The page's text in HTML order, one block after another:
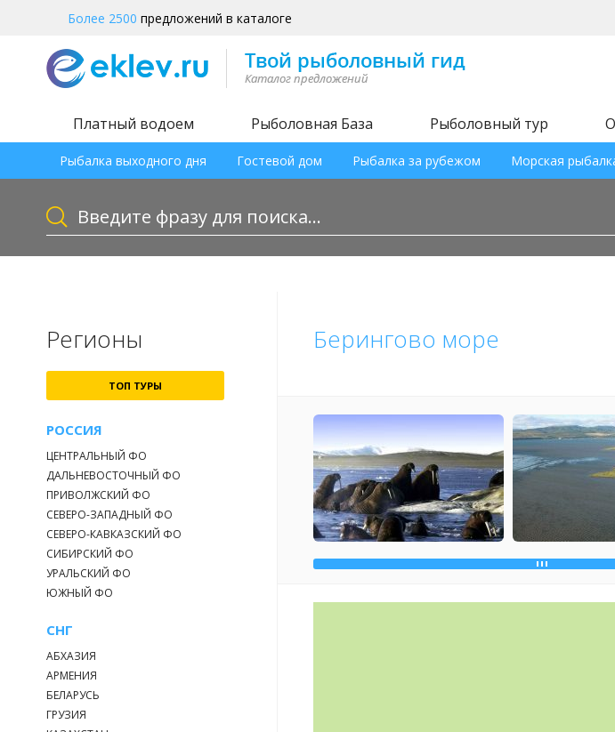
Более 2500 предложений в каталоге
Платный водоем Рыболовная База Рыболовный тур
Рыбалка выходного дня Гостевой дом Рыбалка за рубежом Морская
Регионы
ТОП ТУРЫ
РОССИЯ
ЦЕНТРАЛЬНЫЙ ФО
ДАЛЬНЕВОСТОЧНЫЙ ФО
ПРИВОЛЖСКИЙ ФО
СЕВЕРО-ЗАПАДНЫЙ ФО
СЕВЕРО-КАВКАЗСКИЙ ФО
СИБИРСКИЙ ФО
УРАЛЬСКИЙ ФО
ЮЖНЫЙ ФО
СНГ
АБХАЗИЯ
АРМЕНИЯ
БЕЛАРУСЬ
ГРУЗИЯ
Берингово море